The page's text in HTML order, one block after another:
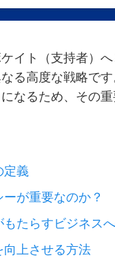
イト（支持者）
る高度な戦略で
なるため、その
定義
が重要なのか？
たらすビジネス
向上させる方法